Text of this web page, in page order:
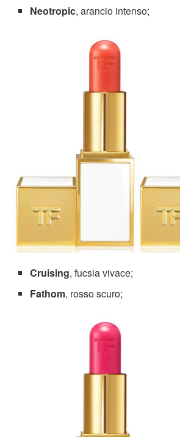
Neotropic, arancio intenso;
Cruising, fucsia vivace;
Fathom, rosso scuro;